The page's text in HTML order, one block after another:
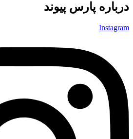
درباره پارس پیوند
Instagram